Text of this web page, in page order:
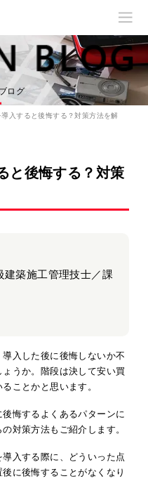
ログ
導入すると後悔する？対策方法を解
と後悔する？対策
建築施工管理技士／課
入した後に後悔しないか不
うか。階段は決して安い買
ことかと思います。
悔するよくあるパターンに
対策方法もご紹介します。
入する際に、どういった点
に後悔することがなくなり